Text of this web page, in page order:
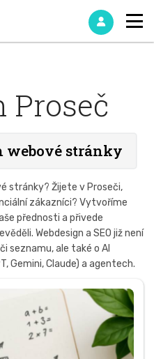
Proseč
webové stránky
stránky? Žijete v Proseči,
zákazníci? Vytvoříme
přednosti a přivede
Webdesign a SEO již není
seznamu, ale také o AI
Gemini, Claude) a agentech.